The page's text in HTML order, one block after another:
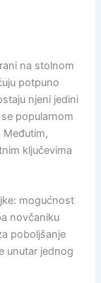
na stolnom
potpuno
njeni jedini
popularnom
Međutim,
ključevima
mogućnost
novčaniku
poboljšanje
unutar jednog